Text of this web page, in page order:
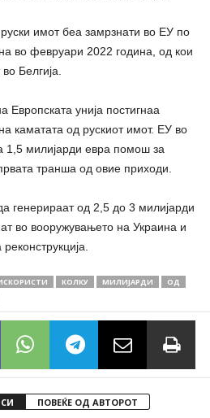
имот беа замрзнати во ЕУ по
во февруари 2022 година, од кои
Белгија.
Европската унија постигнаа
каматата од рускиот имот. ЕУ во
1,5 милијарди евра помош за
транша од овие приходи.
генерираат од 2,5 до 3 милијарди
во вооружувањето на Украина и
КОЛКУ МИЛИЈАРДИ
ОД
ПОВЕЌЕ ОД АВТОРОТ